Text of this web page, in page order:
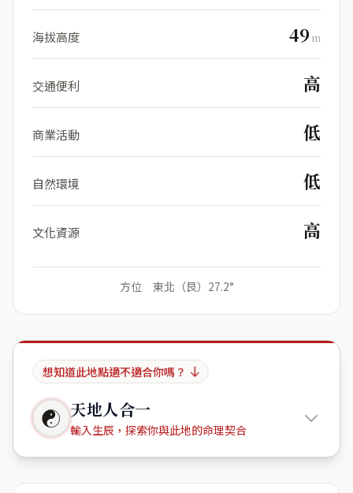
海拔高度 49m
交通便利 高
商業活動 低
自然環境 低
文化資源 高
方位 東北（艮）27.2°
想知道此地點適不適合你嗎？
☯ 天地人合一
輸入生辰，探索你與此地的命理契合
香草山莊